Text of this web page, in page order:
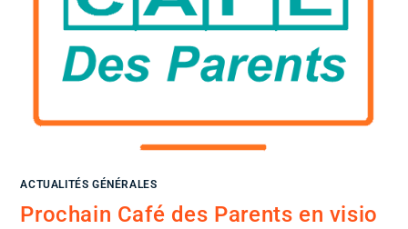
ACTUALITÉS GÉNÉRALES
Prochain Café des Parents en visio